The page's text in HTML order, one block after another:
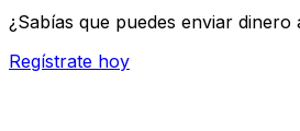
¿Sabías que puedes enviar
Regístrate hoy